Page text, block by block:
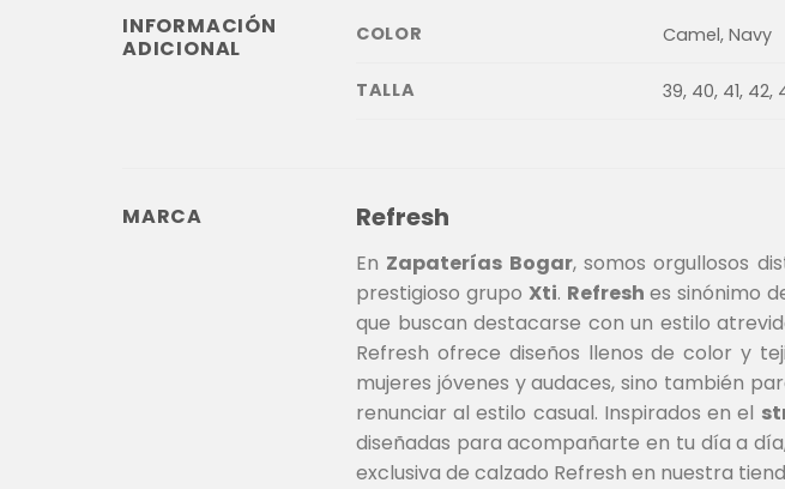
INFORMACIÓN
ADICIONAL
COLOR Camel, Navy
TALLA 39, 40, 41, 42,
MARCA Refresh
En Zapaterías Bogar, somos orgullosos
prestigioso grupo Xti. Refresh es sinónimo
que buscan destacarse con un estilo
Refresh ofrece diseños llenos de color y
mujeres jóvenes y audaces, sino también
renunciar al estilo casual. Inspirados en el
diseñadas para acompañarte en tu día a
exclusiva de calzado Refresh en nuestra